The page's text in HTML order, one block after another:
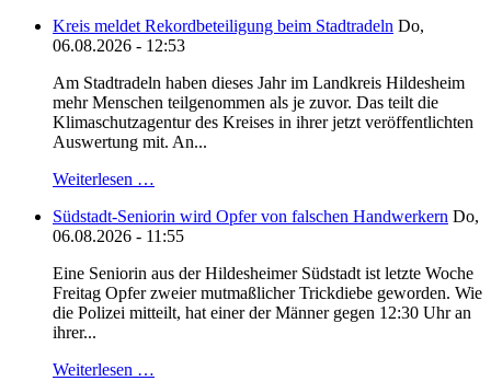
Kreis meldet Rekordbeteiligung beim Stadtradeln Do,
06.08.2026 - 12:53
Am Stadtradeln haben dieses Jahr im Landkreis Hildesheim
mehr Menschen teilgenommen als je zuvor. Das teilt die
Klimaschutzagentur des Kreises in ihrer jetzt veröffentlichten
Auswertung mit. An...
Weiterlesen …
Südstadt-Seniorin wird Opfer von falschen Handwerkern Do,
06.08.2026 - 11:55
Eine Seniorin aus der Hildesheimer Südstadt ist letzte Woche
Freitag Opfer zweier mutmaßlicher Trickdiebe geworden. Wie
die Polizei mitteilt, hat einer der Männer gegen 12:30 Uhr an
ihrer...
Weiterlesen …